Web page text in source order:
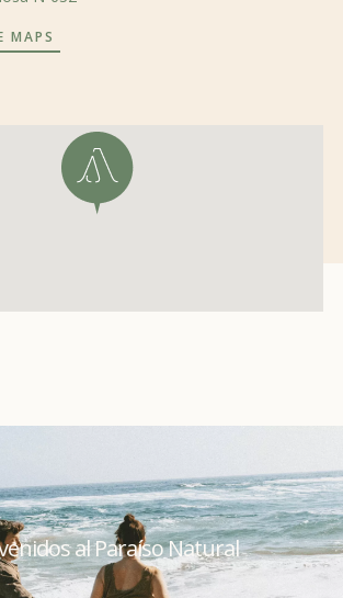
MAPS
al Paraíso Natural